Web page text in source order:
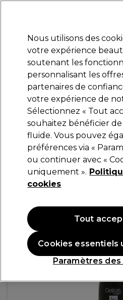
Marques Bons plans Coiffure
Livraison et
lire la
China Glaze
China Glaze Gelaze
60ml
10,49 €
Nous utilisons des
votre expérience
soutenant les
personnalisant les
partenaires de
votre expérience de
Sélectionnez « Tout
souhaitez bénéficier
fluide. Vous pouvez
préférences via «
ou continuer avec «
uniquement ».
cookies
Paramètres
Cookies essentiels
Tout